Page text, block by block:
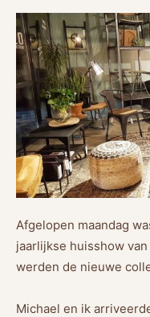
Afgelopen maandag
jaarlijkse huisshow
werden de nieuwe
Michael en ik